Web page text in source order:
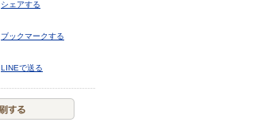
シェアする
ブックマークする
LINEで送る